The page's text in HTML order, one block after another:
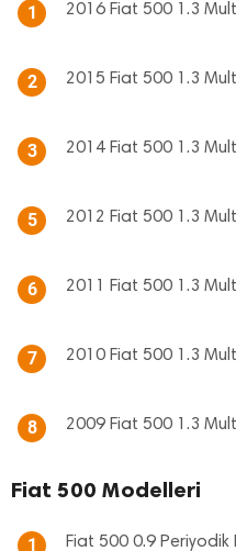
1 2016 Fiat 500 1.3
2 2015 Fiat 500 1.3
3 2014 Fiat 500 1.3
5 2012 Fiat 500 1.3
6 2011 Fiat 500 1.3
7 2010 Fiat 500 1.3
8 2009 Fiat 500 1.3
Fiat 500 Modelleri
1 Fiat 500 0.9 Periyodik